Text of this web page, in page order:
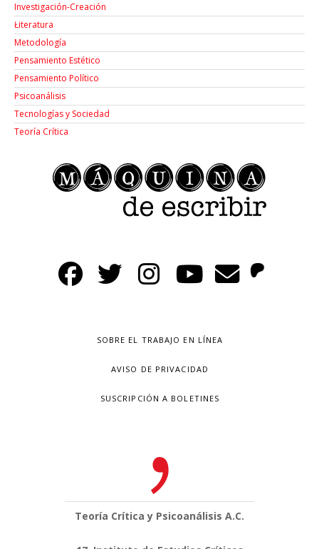
Investigación-Creación
Łiteratura
Metodología
Pensamiento Estético
Pensamiento Político
Psicoanálisis
Tecnologías y Sociedad
Teoría Crítica
SOBRE EL TRABAJO EN LÍNEA
AVISO DE PRIVACIDAD
SUSCRIPCIÓN A BOLETINES
Teoría Crítica y Psicoanálisis A.C.